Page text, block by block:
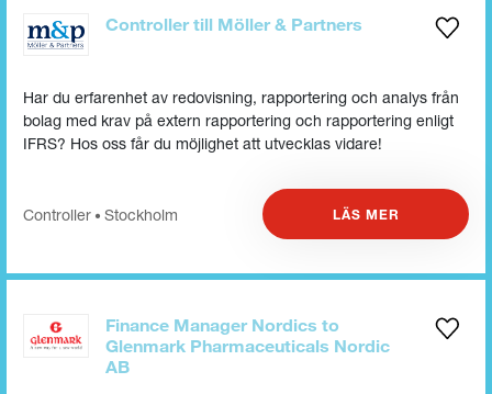
Controller till Möller & Partners
Har du erfarenhet av redovisning, rapportering och analys från
bolag med krav på extern rapportering och rapportering enligt
IFRS? Hos oss får du möjlighet att utvecklas vidare!
Controller • Stockholm LÄS MER
Finance Manager Nordics to
Glenmark Pharmaceuticals Nordic
AB